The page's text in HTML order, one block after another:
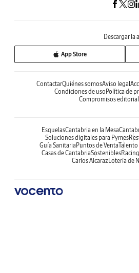
Descargar la
App Store
ContactarQuiénes somosAviso legal
Condiciones de usoPolítica de
Compromisos
EsquelasCantabria en la Mesa
Soluciones digitales para Pymes
Guía SanitariaPuntos de Venta
Casas de CantabriaSosteniblesRacing
Carlos AlcarazLotería de